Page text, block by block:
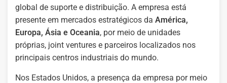
global de suporte e distribuição. A empresa está
presente em mercados estratégicos da América,
Europa, Ásia e Oceania, por meio de unidades
próprias, joint ventures e parceiros localizados nos
principais centros industriais do mundo.
Nos Estados Unidos, a presença da empresa por meio